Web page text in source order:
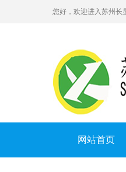
您好，欢迎进入苏州长
网站首页